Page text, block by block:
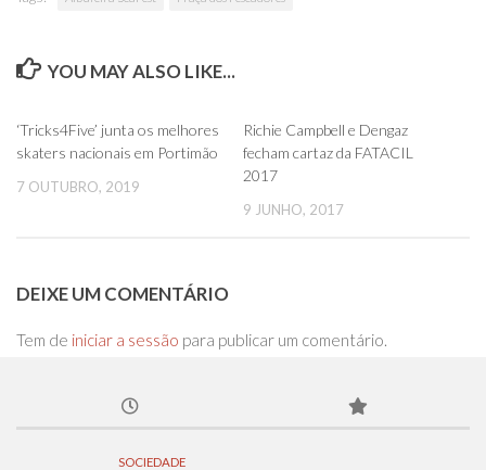
YOU MAY ALSO LIKE...
‘Tricks4Five’ junta os melhores
skaters nacionais em Portimão
7 OUTUBRO, 2019
Richie Campbell e Dengaz
fecham cartaz da FATACIL
2017
9 JUNHO, 2017
DEIXE UM COMENTÁRIO
Tem de iniciar a sessão para publicar um comentário.
SOCIEDADE